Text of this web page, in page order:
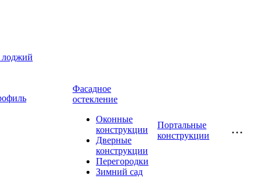
лоджий
Фасадное
остекление
Оконные
конструкции
Дверные
конструкции
Перегородки
Зимний сад
Портальные
конструкции